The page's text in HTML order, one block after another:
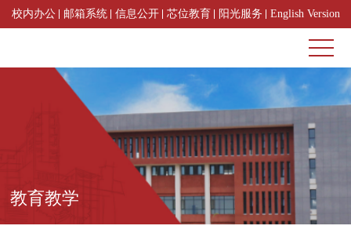
校内办公 邮箱系统 信息公开 芯位教育 阳光服务 English Version
教育教学